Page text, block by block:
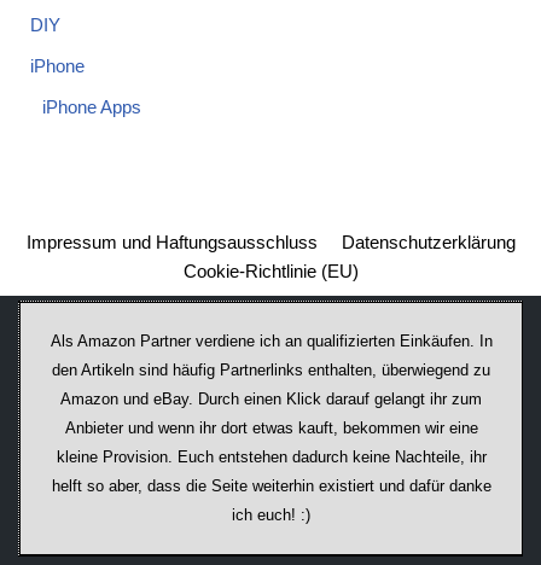
DIY
iPhone
iPhone Apps
Impressum und Haftungsausschluss
Datenschutzerklärung
Cookie-Richtlinie (EU)
Als Amazon Partner verdiene ich an qualifizierten Einkäufen. In
den Artikeln sind häufig Partnerlinks enthalten, überwiegend zu
Amazon und eBay. Durch einen Klick darauf ge­lan­gt ihr zum
Anbieter und wenn ihr dort etwas kauft, bekommen wir ei­ne
kleine Provision. Euch entstehen dadurch keine Nachteile, ihr
helft so aber, dass die Seite weiterhin existiert und dafür danke
ich euch! :)